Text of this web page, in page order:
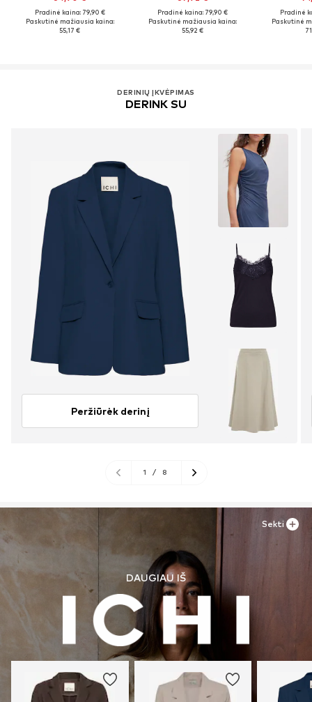
Pradinė kaina: 79,90 €
Paskutinė mažiausia kaina:
55,17 €
Pradinė kaina: 79,90 €
Paskutinė mažiausia kaina:
55,92 €
Pradinė
Paskutinė
DERINIŲ ĮKVĖPIMAS
DERINK SU
Peržiūrėk derinį
1 / 8
DAUGIAU IŠ
Sekti